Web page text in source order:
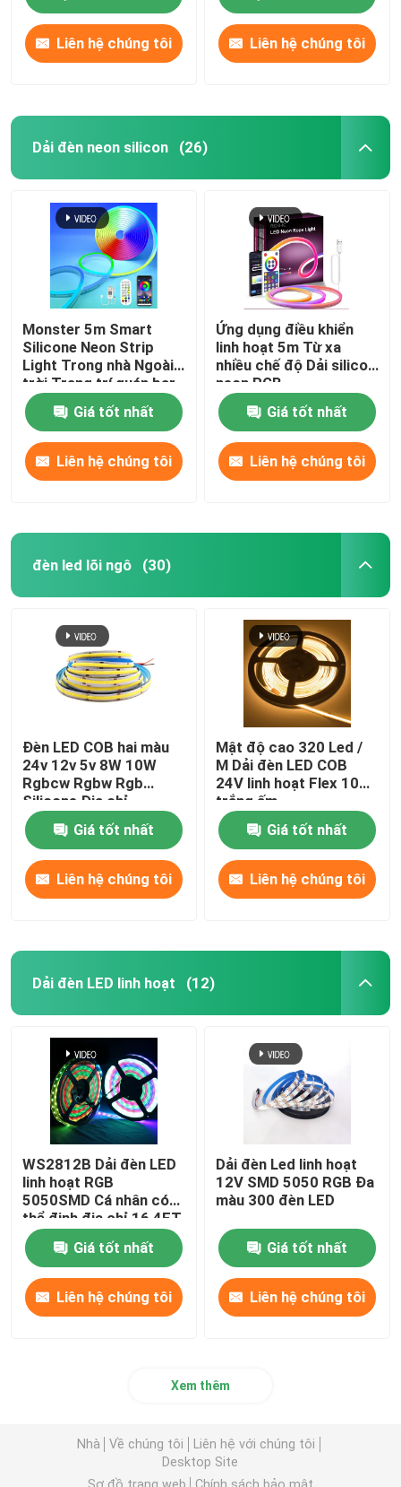
Liên hệ chúng tôi Liên hệ chúng tôi
Dải đèn neon silicon (26)
Monster 5m Smart
Silicone Neon Strip
Light Trong nhà Ngoài
trời Trang trí quán bar
tại nhà 12V
Giá tốt nhất
Liên hệ chúng tôi
Ứng dụng điều khiển
linh hoạt 5m Từ xa
nhiều chế độ Dải silicon
neon RGB
Giá tốt nhất
Liên hệ chúng tôi
đèn led lõi ngô (30)
Đèn LED COB hai màu
24v 12v 5v 8W 10W
Rgbcw Rgbw Rgb
Silicone Địa chỉ
Giá tốt nhất
Liên hệ chúng tôi
Mật độ cao 320 Led /
M Dải đèn LED COB
24V linh hoạt Flex 10W
trắng ấm
Giá tốt nhất
Liên hệ chúng tôi
Dải đèn LED linh hoạt (12)
WS2812B Dải đèn LED
linh hoạt RGB
5050SMD Cá nhân có
thể định địa chỉ 16,4FT
60Pixels/M 300Pixels
Đen PCB đủ màu
Giá tốt nhất
Liên hệ chúng tôi
Dải đèn Led linh hoạt
12V SMD 5050 RGB Đa
màu 300 đèn LED
Giá tốt nhất
Liên hệ chúng tôi
Xem thêm
Nhà Về chúng tôi
Liên hệ với chúng tôi
Desktop Site
Sơ đồ trang web
Chính sách bảo mật